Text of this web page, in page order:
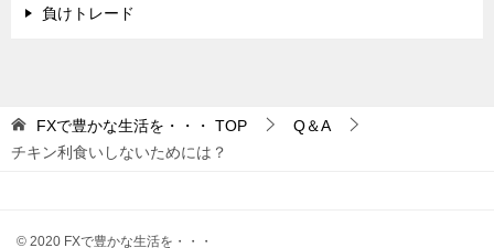
負けトレード
FXで豊かな生活を・・・ TOP
Q＆A
チキン利食いしないためには？
© 2020 FXで豊かな生活を・・・